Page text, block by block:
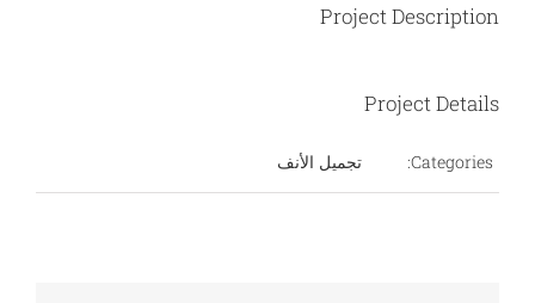
Project Description
Project Details
Categories: تجميل الأنف